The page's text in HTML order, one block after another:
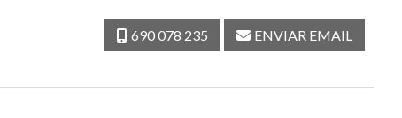
690 078 235 ENVIAR EMAIL